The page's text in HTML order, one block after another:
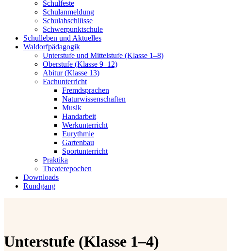
Schulfeste
Schulanmeldung
Schulabschlüsse
Schwerpunktschule
Schulleben und Aktuelles
Waldorfpädagogik
Unterstufe und Mittelstufe (Klasse 1–8)
Oberstufe (Klasse 9–12)
Abitur (Klasse 13)
Fachunterricht
Fremdsprachen
Naturwissenschaften
Musik
Handarbeit
Werkunterricht
Eurythmie
Gartenbau
Sportunterricht
Praktika
Theaterepochen
Downloads
Rundgang
Unterstufe (Klasse 1–4)